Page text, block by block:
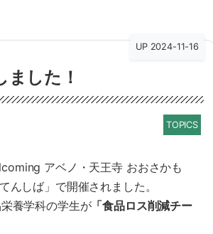
した！
UP 2024-11-16
TOPICS
アベノ・天王寺 おおさかも
しば」で開催されました。
養学科の学生が「食品ロス削減チー